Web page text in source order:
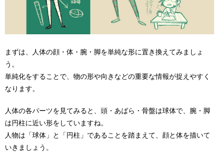
まずは、人体の顔・体・腕・脚を単純な形に置き換えてみましょ
う。
単純化をすることで、物の形や向きなどの重要な情報が捉えやすく
なります。
人体の各パーツを見てみると、頭・あばら・骨盤は球体で、腕・脚
は円柱に近い形をしていますね。
人物は「球体」と「円柱」であることを踏まえて、顔と体を描いて
いきましょう。